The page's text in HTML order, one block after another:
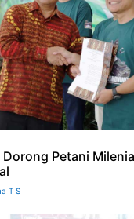
Petani
T S